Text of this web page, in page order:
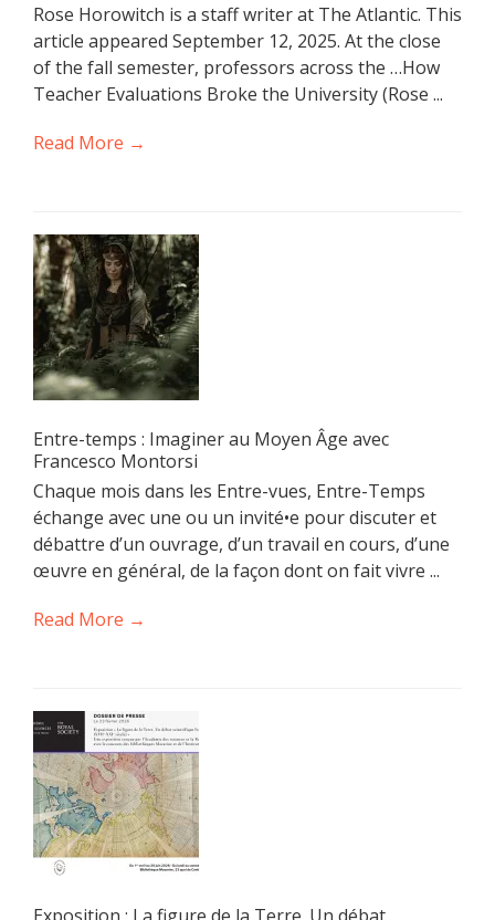
Rose Horowitch is a staff writer at The Atlantic. This
article appeared September 12, 2025. At the close
of the fall semester, professors across the …How
Teacher Evaluations Broke the University (Rose ...
Read More →
Entre-temps : Imaginer au Moyen Âge avec
Francesco Montorsi
Chaque mois dans les Entre-vues, Entre-Temps
échange avec une ou un invité•e pour discuter et
débattre d’un ouvrage, d’un travail en cours, d’une
œuvre en général, de la façon dont on fait vivre ...
Read More →